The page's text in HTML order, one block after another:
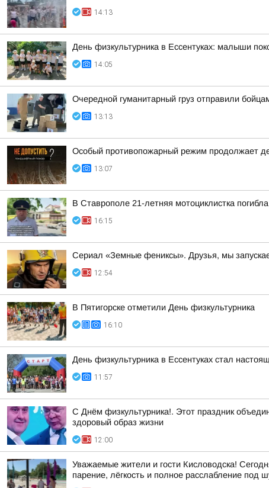
14:13
День физкультурника в Ессентуках: малыши
14:05
Очередной гуманитарный груз отправили
13:13
Особый противопожарный режим продолжает
13:07
В Ставрополе 21-летняя мотоциклистка
16:15
Сериал «Земные фениксы». Друзья, мы
12:54
В Пятигорске отметили День физкультурника
16:10
День физкультурника в Ессентуках стал
11:57
С Днём физкультурника!. Этот праздник
здоровый образ жизни
12:00
Уважаемые жители и гости Кисловодска!
парение, лёгкость и полное расслабление под